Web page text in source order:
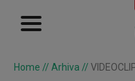
Home // Arhiva //